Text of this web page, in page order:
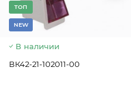
TОП
NEW
В наличии
ВК42-21-102011-00